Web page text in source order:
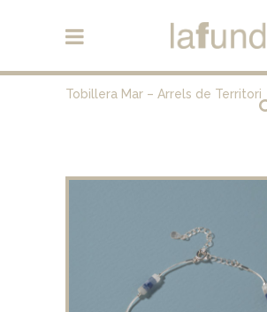
Tobillera Mar – Arrels de Territori